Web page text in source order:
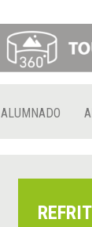
ALUMNADO